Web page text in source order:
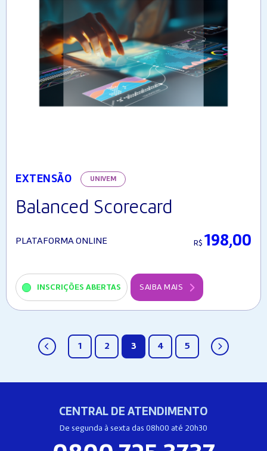
EXTENSÃO UNIVEM
Balanced Scorecard
PLATAFORMA ONLINE R$ 198,00
INSCRIÇÕES ABERTAS SAIBA MAIS
1 2 3 4 5
CENTRAL DE ATENDIMENTO
De segunda à sexta das 08h00 até 20h30